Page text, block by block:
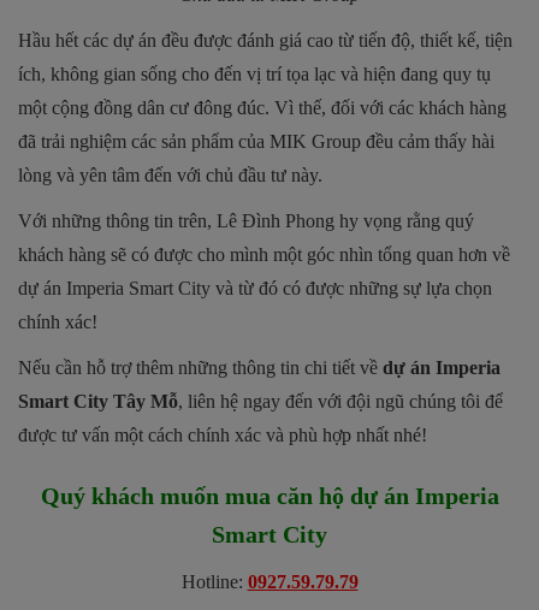
Hầu hết các dự án đều được đánh giá cao từ tiến độ, thiết kế, tiện
ích, không gian sống cho đến vị trí tọa lạc và hiện đang quy tụ
một cộng đồng dân cư đông đúc. Vì thế, đối với các khách hàng
đã trải nghiệm các sản phẩm của MIK Group đều cảm thấy hài
lòng và yên tâm đến với chủ đầu tư này.
Với những thông tin trên, Lê Đình Phong hy vọng rằng quý
khách hàng sẽ có được cho mình một góc nhìn tổng quan hơn về
dự án Imperia Smart City và từ đó có được những sự lựa chọn
chính xác!
Nếu cần hỗ trợ thêm những thông tin chi tiết về dự án Imperia
Smart City Tây Mỗ, liên hệ ngay đến với đội ngũ chúng tôi để
được tư vấn một cách chính xác và phù hợp nhất nhé!
Quý khách muốn mua căn hộ dự án Imperia
Smart City
Hotline: 0927.59.79.79